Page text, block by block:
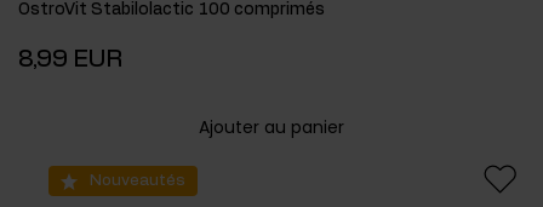
OstroVit Stabilolactic 100 comprimés
8,99 EUR
Ajouter au panier
Nouveautés